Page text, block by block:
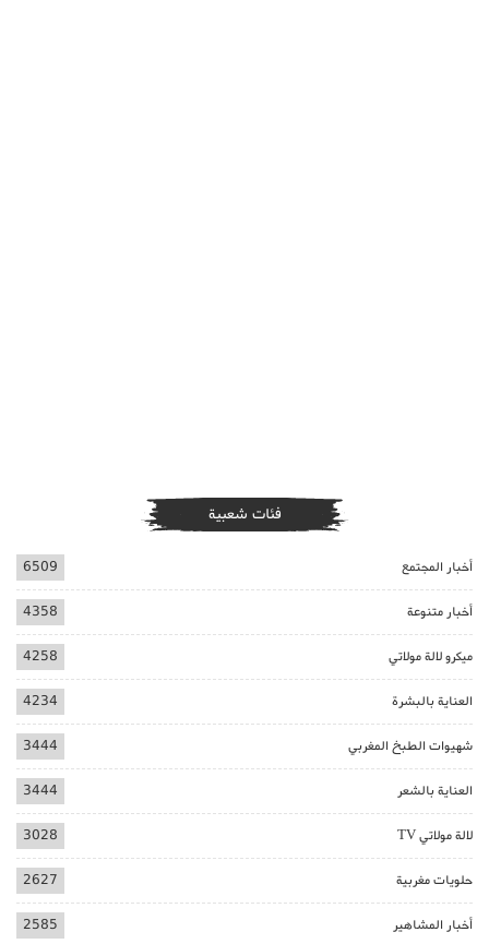
فئات شعبية
أخبار المجتمع 6509
أخبار متنوعة 4358
ميكرو لالة مولاتي 4258
العناية بالبشرة 4234
شهيوات الطبخ المغربي 3444
العناية بالشعر 3444
لالة مولاتي TV 3028
حلويات مغربية 2627
أخبار المشاهير 2585